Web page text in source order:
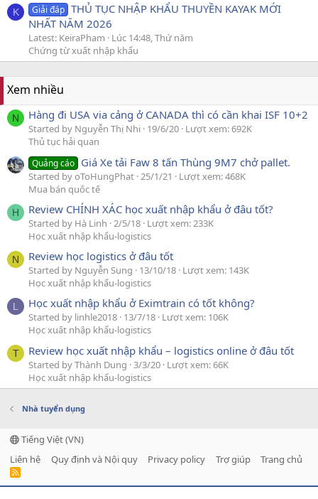
K Giải đáp THỦ TỤC NHẬP KHẨU THUYỀN KAYAK MỚI
NHẤT NĂM 2026
Latest: KeiraPham
Lúc 14:48, Thứ năm
Chứng từ xuất nhập khẩu
Xem nhiều
N Hàng đi USA via cảng ở CANADA thì có cần khai ISF 10+2
Started by Nguyễn Thị Nhi 19/6/20 Lượt xem: 692K
Thủ tục hải quan
Quảng cáo Giá Xe tải Faw 8 tấn Thùng 9M7 chở pallet.
Started by oToHungPhat 25/1/21
Lượt xem: 468K
Mua bán quốc tế
H Review CHÍNH XÁC học xuất nhập khẩu ở đâu tốt?
Started by Hà Linh 2/5/18 Lượt xem: 233K
Học xuất nhập khẩu-logistics
N Review học logistics ở đâu tốt
Started by Nguyễn Sung 13/10/18 Lượt xem: 143K
Học xuất nhập khẩu-logistics
L Học xuất nhập khẩu ở Eximtrain có tốt không?
Started by linhle2018 13/7/18 Lượt xem: 106K
Học xuất nhập khẩu-logistics
T Review học xuất nhập khẩu – logistics online ở đâu tốt
Started by Thành Dung 3/3/20 Lượt xem: 66K
Học xuất nhập khẩu-logistics
Nhà tuyển dụng
Tiếng Việt (VN)
Liên hệ
Quy định và Nội quy Privacy policy Trợ giúp Trang chủ
R